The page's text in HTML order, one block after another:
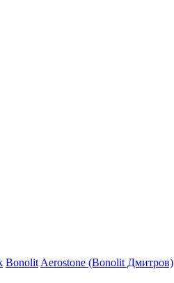
Bonolit Aerostone (Bonolit Дмитров)